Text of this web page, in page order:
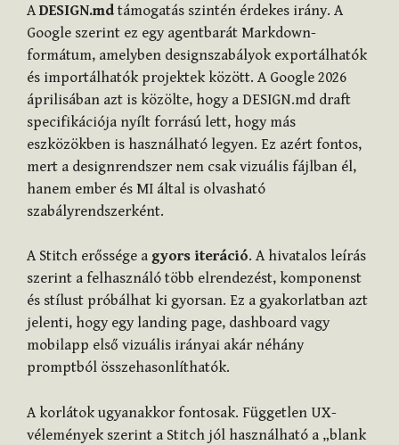
ADESIGN.mdtámogatás szintén érdekes irány. A
Google szerint ez egy agentbarát Markdown-
formátum, amelyben designszabályok exportálhatók
és importálhatók projektek között. A Google 2026
áprilisában azt is közölte, hogy a DESIGN.md draft
specifikációja nyílt forrású lett, hogy más
eszközökben is használható legyen. Ez azért fontos,
mert a designrendszer nem csak vizuális fájlban él,
hanem ember és MI által is olvasható
szabályrendszerként.
A Stitch erőssége a gyors iteráció. A hivatalos leírás
szerint a felhasználó több elrendezést, komponenst
és stílust próbálhat ki gyorsan. Ez a gyakorlatban azt
jelenti, hogy egy landing page, dashboard vagy
mobilapp első vizuális irányai akár néhány
promptból összehasonlíthatók.
A korlátok ugyanakkor fontosak. Független UX-
vélemények szerint a Stitch jól használható a „blank